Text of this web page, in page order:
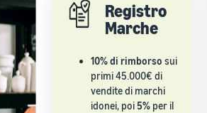
Registro
Marche
10% di rimborsosui
primi 45.000€ di
vendite di marchi
idonei, poi5% per il